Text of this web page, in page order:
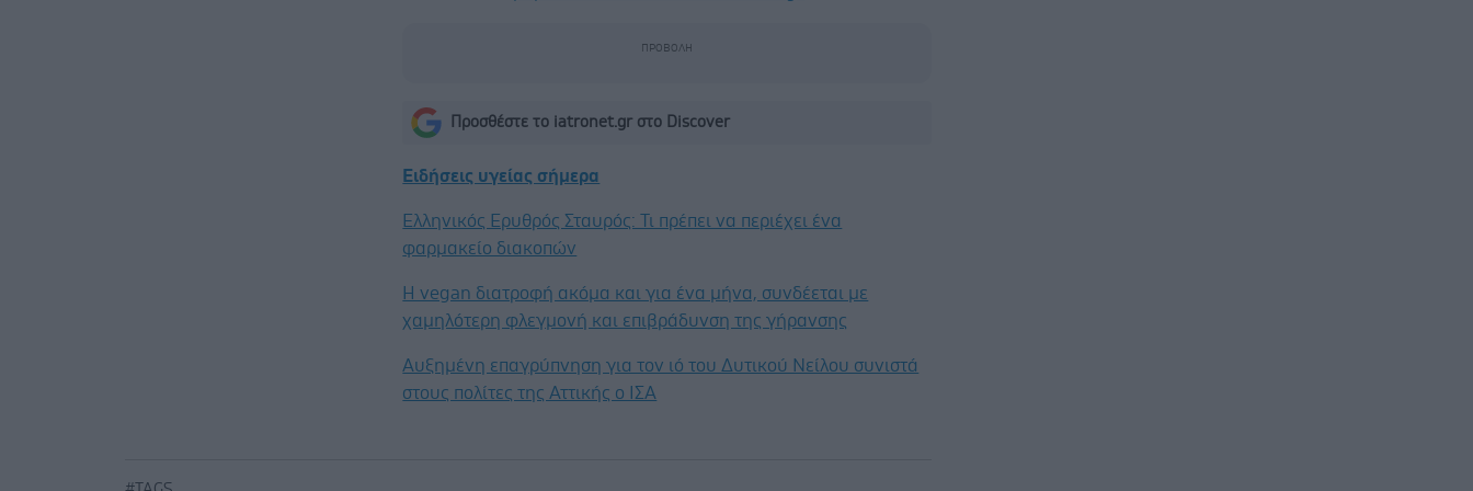
Προσθέστε το iatronet.gr στο Discover
Ειδήσεις υγείας σήμερα
Ελληνικός Ερυθρός Σταυρός: Τι πρέπει να περιέχει ένα
φαρμακείο διακοπών
Η vegan διατροφή ακόμα και για ένα μήνα, συνδέεται με
χαμηλότερη φλεγμονή και επιβράδυνση της γήρανσης
Αυξημένη επαγρύπνηση για τον ιό του Δυτικού Νείλου συνιστά
στους πολίτες της Αττικής ο ΙΣΑ